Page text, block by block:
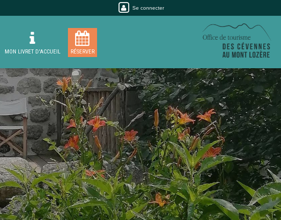
Se connecter
MON LIVRET D'ACCUEIL RÉSERVER